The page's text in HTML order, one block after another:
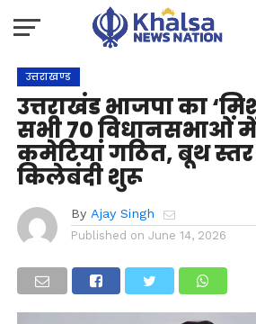
उत्तराखण्ड
उत्तराखंड भाजपा का
सभी 70 विधानसभाओं
कमेटियां गठित, बूथ स्तर
किलेबंदी शुरू
By Ajay Singh
Published on June 14, 2026